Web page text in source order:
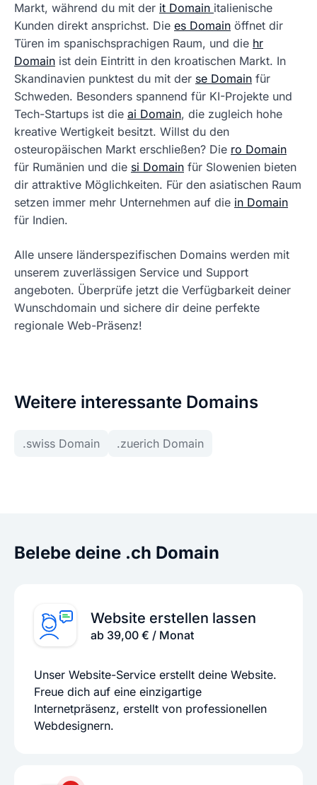
Markt, während du mit der it Domain italienische
Kunden direkt ansprichst. Die es Domain öffnet dir
Türen im spanischsprachigen Raum, und die hr
Domain ist dein Eintritt in den kroatischen Markt. In
Skandinavien punktest du mit der se Domain für
Schweden. Besonders spannend für KI-Projekte und
Tech-Startups ist die ai Domain, die zugleich hohe
kreative Wertigkeit besitzt. Willst du den
osteuropäischen Markt erschließen? Die ro Domain
für Rumänien und die si Domain für Slowenien bieten
dir attraktive Möglichkeiten. Für den asiatischen Raum
setzen immer mehr Unternehmen auf die in Domain
für Indien.
Alle unsere länderspezifischen Domains werden mit
unserem zuverlässigen Service und Support
angeboten. Überprüfe jetzt die Verfügbarkeit deiner
Wunschdomain und sichere dir deine perfekte
regionale Web-Präsenz!
Weitere interessante Domains
.swiss Domain .zuerich Domain
Belebe deine .ch Domain
Website erstellen lassen
ab 39,00 € / Monat
Unser Website-Service erstellt deine Website.
Freue dich auf eine einzigartige
Internetpräsenz, erstellt von professionellen
Webdesignern.